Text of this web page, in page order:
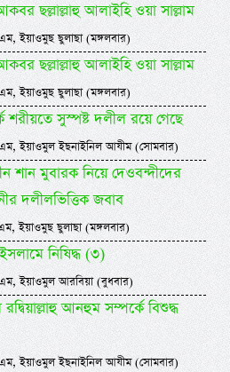
ছল্লাল্লাহু আলাইহি ওয়া সাল্লাম
ইয়াওমুছ ছুলাছা (মঙ্গলবার)
ছল্লাল্লাহু আলাইহি ওয়া সাল্লাম
ইয়াওমুছ ছুলাছা (মঙ্গলবার)
শরীয়তে সুস্পষ্ট দলীল রয়ে গেছে
ইয়াওমুল ইছনাইনিল আযীম (সোমবার)
শান মুবারক নিয়ে দেওবন্দীদের
দলীলভিত্তিক জবাব
ইয়াওমুছ ছুলাছা (মঙ্গলবার)
ইসলামে নিষিদ্ধ (৩)
ইয়াওমুল আরবিয়া (বুধবার)
আনহুম সম্পর্কে বিশুদ্ধ
ইয়াওমুল ইছনাইনিল আযীম (সোমবার)